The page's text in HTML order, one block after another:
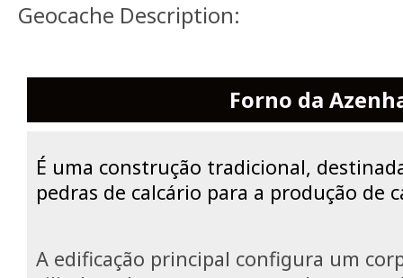
Geocache Description:
Forno da
É uma construção tradicional,
pedras de calcário para a produção de
A edificação principal configura um